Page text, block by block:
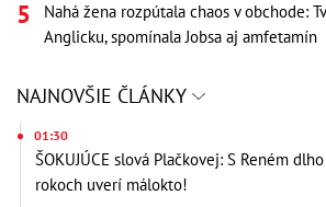
Nahá žena rozpútala chaos v obchode:
Anglicku, spomínala Jobsa aj amfetamín
NAJNOVŠIE ČLÁNKY
01:30
ŠOKUJÚCE slová Plačkovej: S Reném
rokoch uverí málokto!